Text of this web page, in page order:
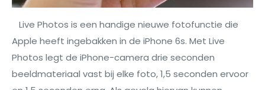
Live Photos is een handige nieuwe fotofunctie die
Apple heeft ingebakken in de iPhone 6s. Met Live
Photos legt de iPhone-camera drie seconden
beeldmateriaal vast bij elke foto, 1,5 seconden ervoor